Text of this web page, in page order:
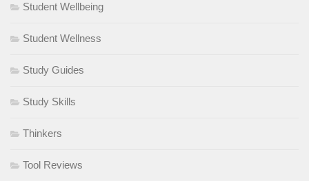
Student Wellbeing
Student Wellness
Study Guides
Study Skills
Thinkers
Tool Reviews